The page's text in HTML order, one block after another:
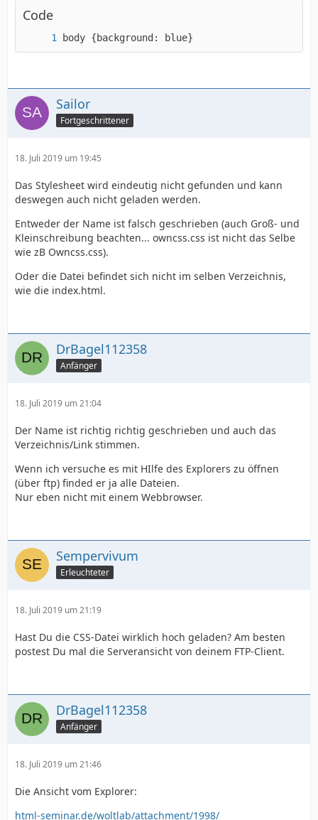
Code
body {background: blue}
Sailor
Fortgeschrittener
18. Juli 2019 um 19:45
Das Stylesheet wird eindeutig nicht gefunden und kann
deswegen auch nicht geladen werden.
Entweder der Name ist falsch geschrieben (auch Groß- und
Kleinschreibung beachten... owncss.css ist nicht das Selbe
wie zB Owncss.css).
Oder die Datei befindet sich nicht im selben Verzeichnis,
wie die index.html.
DrBagel112358
Anfänger
18. Juli 2019 um 21:04
Der Name ist richtig richtig geschrieben und auch das
Verzeichnis/Link stimmen.
Wenn ich versuche es mit HIlfe des Explorers zu öffnen
(über ftp) finded er ja alle Dateien.
Nur eben nicht mit einem Webbrowser.
Sempervivum
Erleuchteter
18. Juli 2019 um 21:19
Hast Du die CSS-Datei wirklich hoch geladen? Am besten
postest Du mal die Serveransicht von deinem FTP-Client.
DrBagel112358
Anfänger
18. Juli 2019 um 21:46
Die Ansicht vom Explorer:
html-seminar.de/woltlab/attachment/1998/